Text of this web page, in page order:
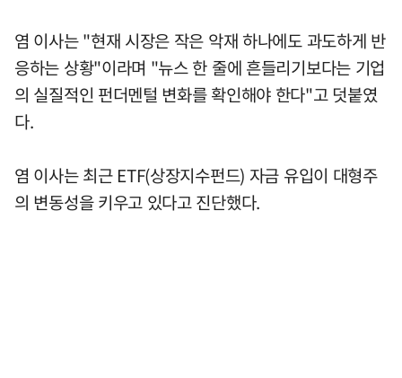
염 이사는 "현재 시장은 작은 악재 하나에도 과도하게 반
응하는 상황"이라며 "뉴스 한 줄에 흔들리기보다는 기업
의 실질적인 펀더멘털 변화를 확인해야 한다"고 덧붙였
다.
염 이사는 최근 ETF(상장지수펀드) 자금 유입이 대형주
의 변동성을 키우고 있다고 진단했다.